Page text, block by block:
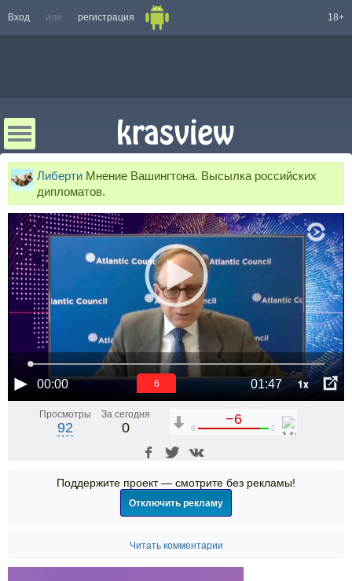
Вход или регистрация 18+
Либерти Мнение Вашингтона. Высылка российских
дипломатов.
00:00 01:47 1x
5
Просмотры
92
За сегодня
0
−6
8 2
Поддержите проект — смотрите без рекламы!
Отключить рекламу
Читать комментарии